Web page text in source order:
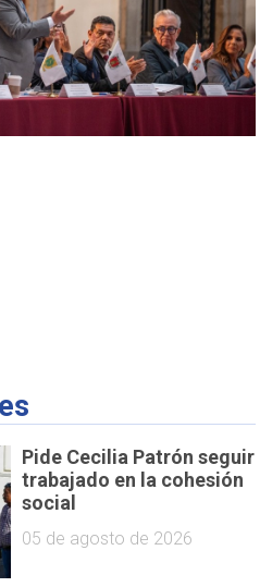
Pide Cecilia Patrón seguir
trabajado en la cohesión
social
05 de agosto de 2026